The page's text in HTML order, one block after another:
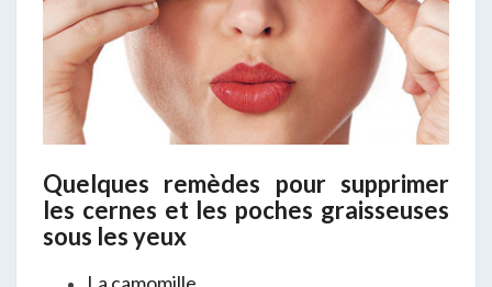
Quelques remèdes pour supprimer
les cernes et les poches graisseuses
sous les yeux